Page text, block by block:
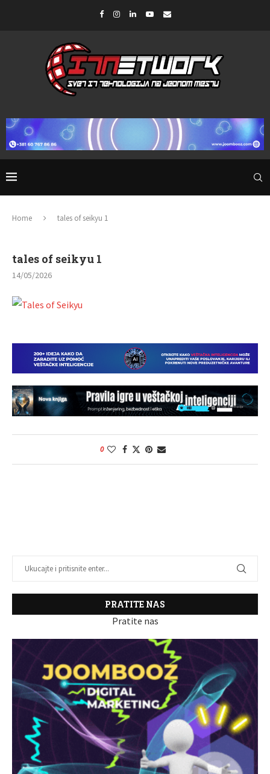
Home tales of seikyu 1
tales of seikyu 1
14/05/2026
0
PRATITE NAS
Pratite nas